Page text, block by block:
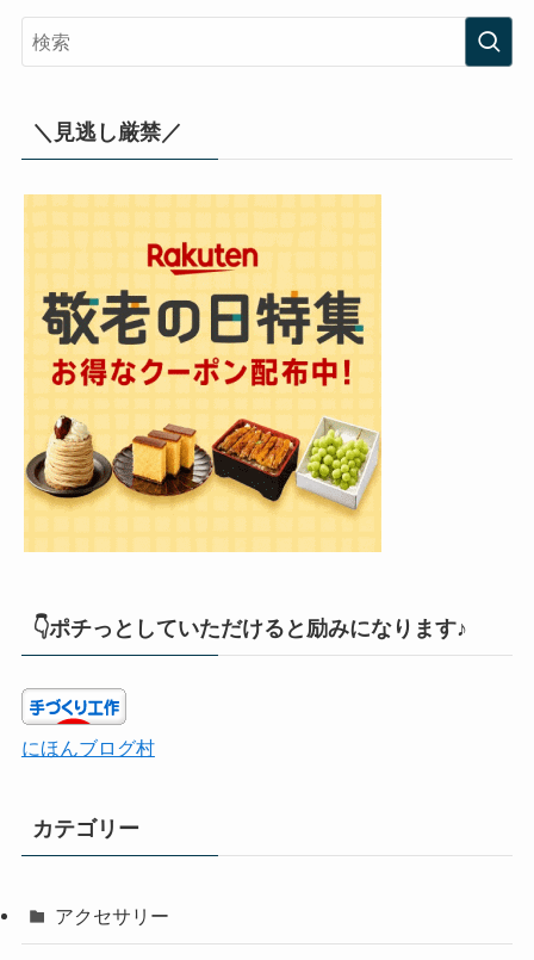
＼見逃し厳禁／
👇ポチっとしていただけると励みになります♪
にほんブログ村
カテゴリー
アクセサリー